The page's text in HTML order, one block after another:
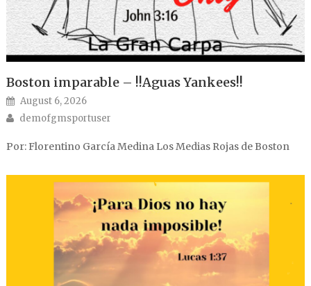
Boston imparable – !!Aguas Yankees!!
Posted on
August 6, 2026
Author
demofgmsportuser
Por: Florentino García Medina Los Medias Rojas de Boston